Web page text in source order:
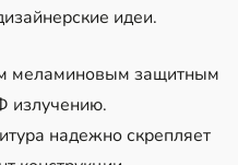
идеи.
меламиновым защитным
излучению.
надежно скрепляет